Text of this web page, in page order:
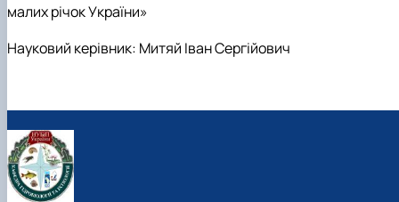
малих річок України»
Науковий керівник: Митяй Іван Сергійович